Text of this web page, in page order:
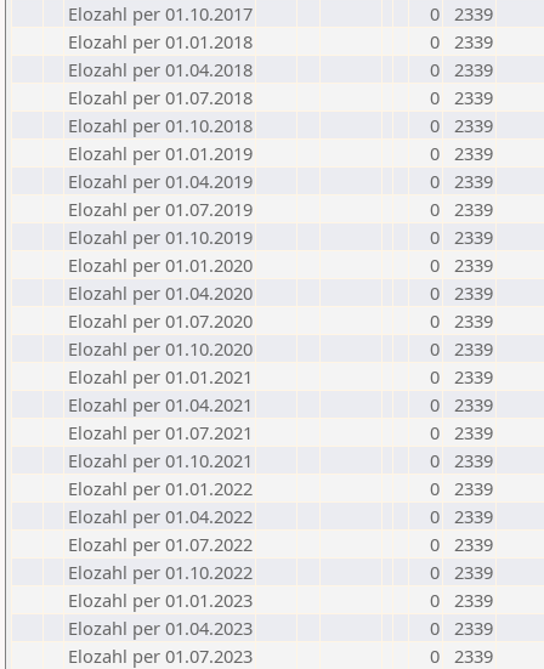
Elozahl per 01.10.2017
0 2339
Elozahl per 01.01.2018
0 2339
Elozahl per 01.04.2018
0 2339
Elozahl per 01.07.2018
0 2339
Elozahl per 01.10.2018
0 2339
Elozahl per 01.01.2019
0 2339
Elozahl per 01.04.2019
0 2339
Elozahl per 01.07.2019
0 2339
Elozahl per 01.10.2019
0 2339
Elozahl per 01.01.2020
0 2339
Elozahl per 01.04.2020
0 2339
Elozahl per 01.07.2020
0 2339
Elozahl per 01.10.2020
0 2339
Elozahl per 01.01.2021
0 2339
Elozahl per 01.04.2021
0 2339
Elozahl per 01.07.2021
0 2339
Elozahl per 01.10.2021
0 2339
Elozahl per 01.01.2022
0 2339
Elozahl per 01.04.2022
0 2339
Elozahl per 01.07.2022
0 2339
Elozahl per 01.10.2022
0 2339
Elozahl per 01.01.2023
0 2339
Elozahl per 01.04.2023
0 2339
Elozahl per 01.07.2023
0 2339